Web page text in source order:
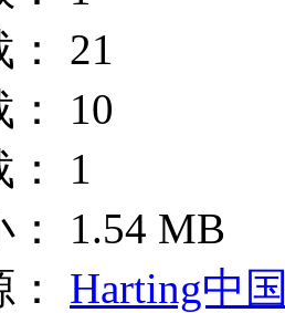
21
10
1
1.54 MB
Harting中